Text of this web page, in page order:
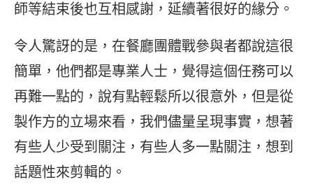
師等結束後也互相感謝，延續著很好的緣分。
令人驚訝的是，在餐廳團體戰參與者都說這很
簡單，他們都是專業人士，覺得這個任務可以
再難一點的，說有點輕鬆所以很意外，但是從
製作方的立場來看，我們儘量呈現事實，想著
有些人少受到關注，有些人多一點關注，想到
話題性來剪輯的。